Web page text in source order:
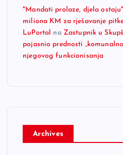
"Mandati prolaze, djela
miliona KM za rješavanje
LuPortal na Zastupnik u
pojasnio prednosti
njegovog funkcionisanja
Archives